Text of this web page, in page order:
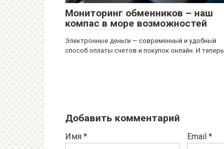
Мониторинг обменников – наш
компас в море возможностей
Электронные деньги — современный и удобный
способ оплаты счетов и покупок онлайн. И теперь
Добавить комментарий
Имя * Email *